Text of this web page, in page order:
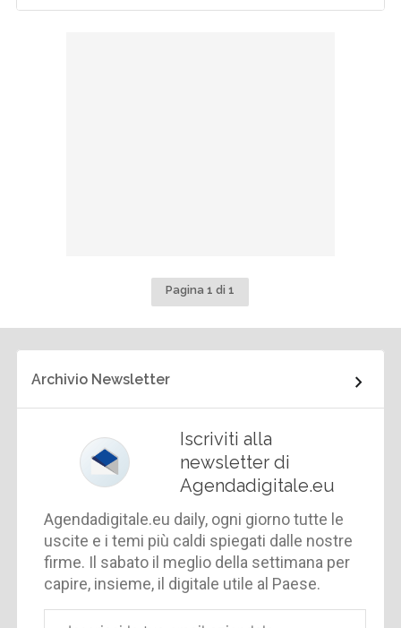
Pagina 1 di 1
Archivio Newsletter
Iscriviti alla
newsletter di
Agendadigitale.eu
Agendadigitale.eu daily, ogni giorno tutte le
uscite e i temi più caldi spiegati dalle nostre
firme. Il sabato il meglio della settimana per
capire, insieme, il digitale utile al Paese.